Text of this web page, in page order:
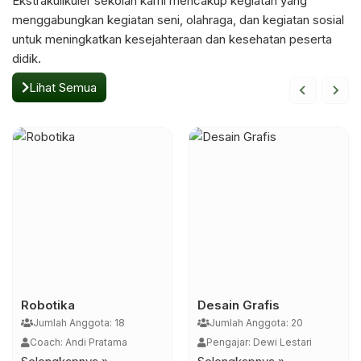
belajar secara langsung
melalui praktik. Setiap
jurusan memiliki
laboratorium khusus yang
dilengkapi dengan
Misalnya, jurusan
mengakses e-book dan
jurnal secara online.
dengan area baca yang
pendukung seperti
menggabungkan kegiatan seni, olahraga, dan kegiatan sosial
untuk meningkatkan kesejahteraan dan kesehatan peserta
didik.
Lihat Semua
Desain Grafis
Jumlah Anggota: 20
Pengajar: Dewi Lestari
Pramuka
Jumlah Anggota: 45
Pembina: Ahmad Fauzi